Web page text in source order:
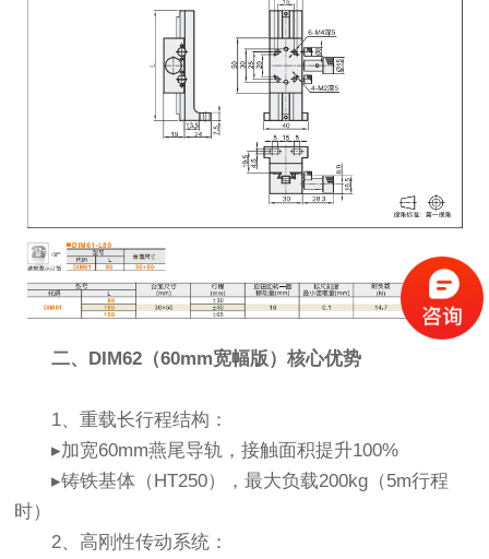
二、DIM62（60mm宽幅版）核心优势
1、重载长行程结构：
▸加宽60mm燕尾导轨，接触面积提升100%
▸铸铁基体（HT250），最大负载200kg（5m行程
时）
2、高刚性传动系统：